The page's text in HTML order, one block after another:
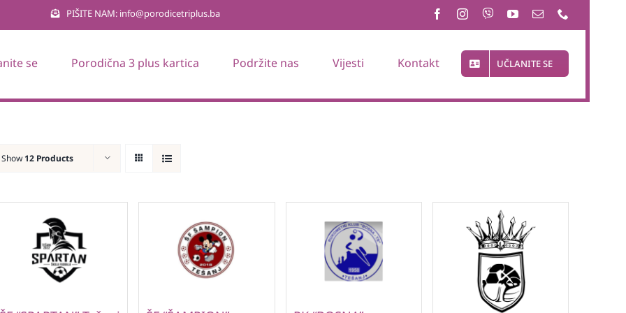
PIŠITE NAM: info@porodicetriplus.ba
se Porodična 3 plus kartica Podržite nas Vijesti Kontakt UČLANITE SE
Show 12 Products